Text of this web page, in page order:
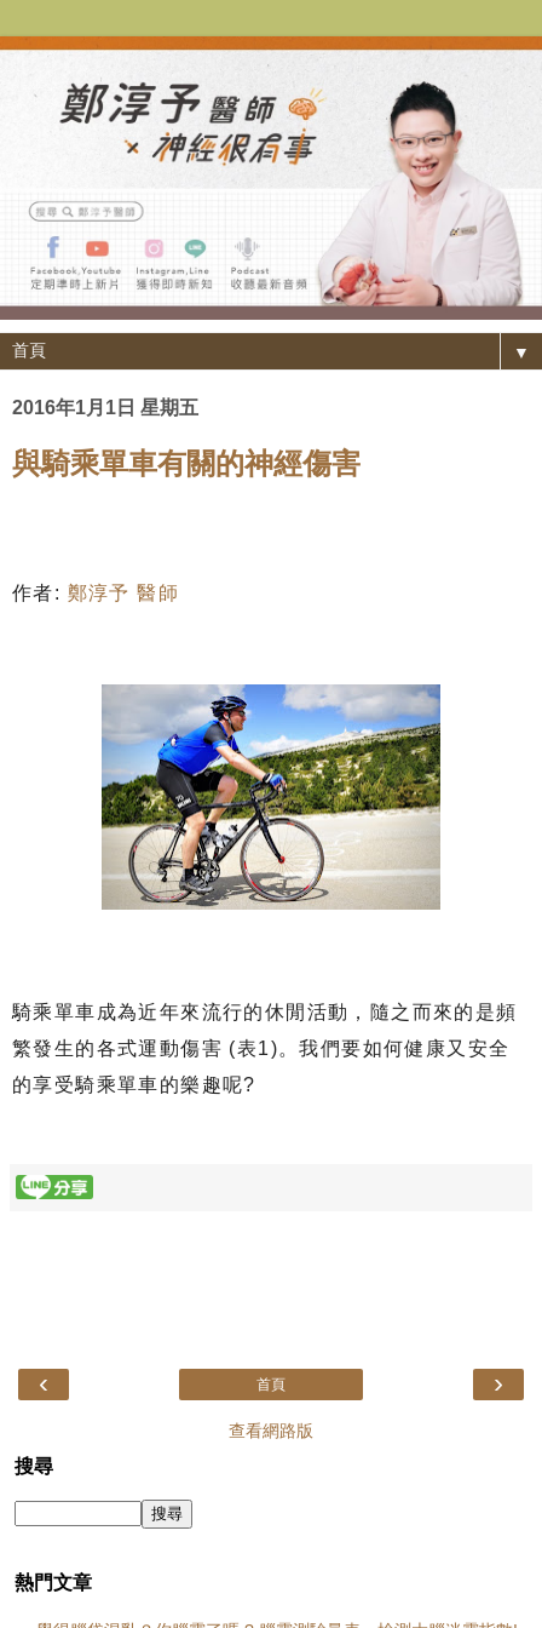
▼
2016年1月1日 星期五
與騎乘單車有關的神經傷害
作者: 鄭淳予 醫師
騎乘單車成為近年來流行的休閒活動，隨之而來的是頻
繁發生的各式運動傷害 (表1)。我們要如何健康又安全
的享受騎乘單車的樂趣呢?
‹ ›
首頁
查看網路版
搜尋
熱門文章